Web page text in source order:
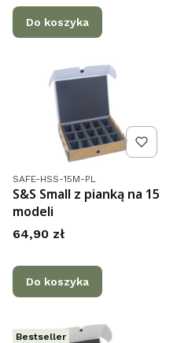
Do koszyka
Kod produktu
SAFE-HSS-15M-PL
S&S Small z pianką na 15
modeli
Cena
64,90 zł
Do koszyka
Bestseller